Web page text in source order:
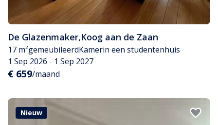
De Glazenmaker,Koog aan de Zaan
17 m²gemeubileerdKamerin een studentenhuis
1 Sep 2026 - 1 Sep 2027
€ 659/maand
Nieuw